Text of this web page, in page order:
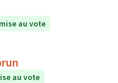
au vote
au vote